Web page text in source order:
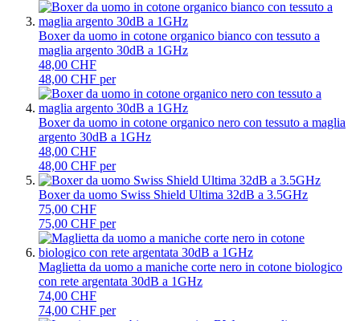
Boxer da uomo in cotone organico bianco con tessuto a
maglia argento 30dB a 1GHz
48,00 CHF
48,00 CHF per
Boxer da uomo in cotone organico nero con tessuto a maglia
argento 30dB a 1GHz
48,00 CHF
48,00 CHF per
Boxer da uomo Swiss Shield Ultima 32dB a 3.5GHz
75,00 CHF
75,00 CHF per
Maglietta da uomo a maniche corte nero in cotone biologico
con rete argentata 30dB a 1GHz
74,00 CHF
74,00 CHF per